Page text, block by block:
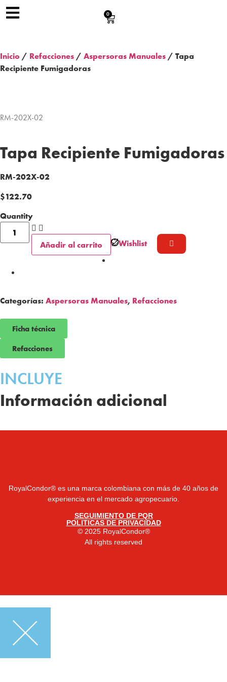
0
Inicio / Refacciones / Aspersoras Manuales / Tapa
Recipiente Fumigadoras
RM-202X-02
Tapa Recipiente Fumigadoras
RM-202X-02
$122.70
Quantity
Wishlist
Añadir al carrito
Categorías: Aspersoras Manuales, Refacciones
Ficha técnica
Refacciones
INCLUYE
Información adicional
RoyalCondor® es una marca colombiana con más de 40 años de
experiencia en el mercado agropecuario.
SEGUIMIENTO DE PQR
POLITICAS DE PRIVACIDAD
© 2025 RoyalCondor®
All rights reserved